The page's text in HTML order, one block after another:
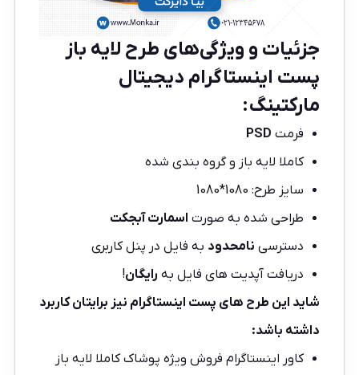
جزئیات و ویژگی‌های طرح لایه باز
پست اینستاگرام دیجیتال
مارکتینگ:
فرمت PSD
کاملا لایه باز و گروه بندی شده
سایز طرح: 1080*1080
طراحی شده به صورت اسمارت آبجکت
دسترسی نامحدود به فایل در پنل کاربری
دریافت آپدیت های فایل به رایگان!
شاید این طرح های پست اینستاگرام نیز برایتان کاربرد
داشته باشد:
کاور اینستاگرام فروش ویژه پوشاک کاملا لایه باز